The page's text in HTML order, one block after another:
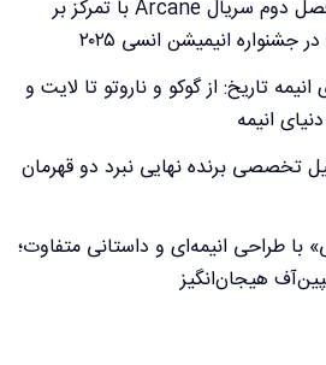
تصاویر جدید و مفهومی فصل دوم سریال Arcane با تمرکز بر
انیمیشن انسی ۲۰۲۵
تاریخ: از گوکو و ناروتو تا لایت و
انیمه
تخصصی برنده نهایی نبرد دو قهرمان
با طراحی انیمه‌ای و داستانی متفاوت؛
هیجان‌انگیز